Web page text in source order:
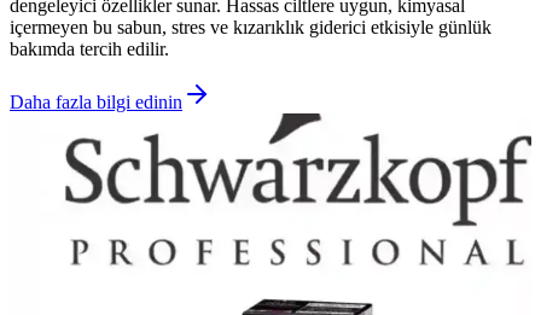
dengeleyici özellikler sunar. Hassas ciltlere uygun, kimyasal
içermeyen bu sabun, stres ve kızarıklık giderici etkisiyle günlük
bakımda tercih edilir.
Daha fazla bilgi edinin